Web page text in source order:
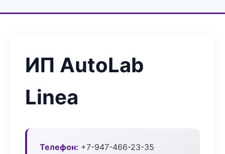
ИП AutoLab
Linea
Телефон: +7-947-466-23-35